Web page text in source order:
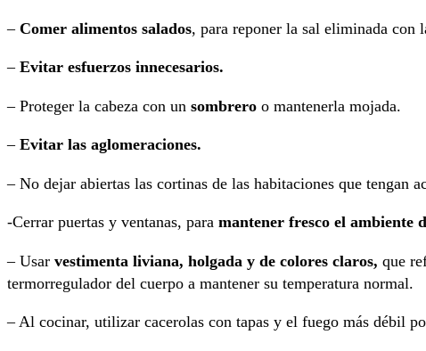
– Comer alimentos salados, para reponer la sal eliminada con
– Evitar esfuerzos innecesarios.
– Proteger la cabeza con un sombrero o mantenerla mojada.
– Evitar las aglomeraciones.
– No dejar abiertas las cortinas de las habitaciones que tengan
-Cerrar puertas y ventanas, para mantener fresco el ambiente
– Usar vestimenta liviana, holgada y de colores claros, que
termorregulador del cuerpo a mantener su temperatura normal.
– Al cocinar, utilizar cacerolas con tapas y el fuego más débil